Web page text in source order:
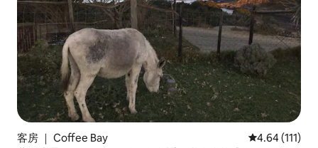
客房 ｜ Coffee Bay 平均评分 4.64
4.64 (111)